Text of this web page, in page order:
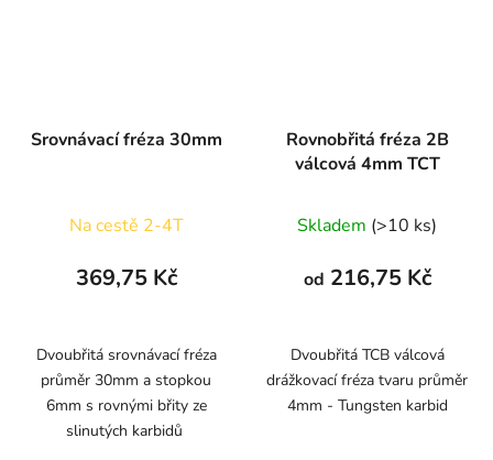
Srovnávací fréza 30mm
Na cestě 2-4T
369,75 Kč
Dvoubřitá srovnávací fréza
průměr 30mm a stopkou
6mm s rovnými břity ze
slinutých karbidů
Rovnobřitá fréza 2B
válcová 4mm TCT
Skladem (>10 ks)
od 216,75 Kč
Dvoubřitá TCB válcová
drážkovací fréza tvaru průměr
4mm - Tungsten karbid